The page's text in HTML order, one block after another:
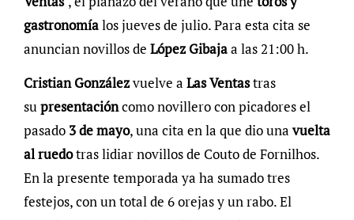
gastronomíalos jueves de julio. Para esta cita se
anuncian novillos de López Gibajaa las 21:00 h.
Cristian Gonzálezvuelve a Las Ventastras
supresentacióncomo novillero con picadores el
pasado 3 de mayo, una cita en la que dio unavuelta
al ruedotras lidiar novillos de Couto de Fornilhos.
En la presente temporada ya ha sumado tres
festejos, con un total de 6 orejas y un rabo. El